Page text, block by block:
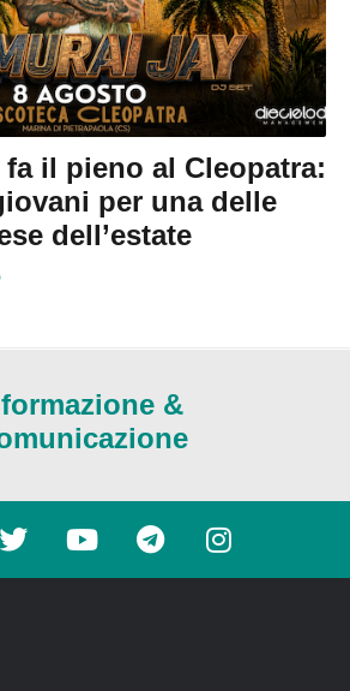
il pieno al Cleopatra:
per una delle
dell’estate
&